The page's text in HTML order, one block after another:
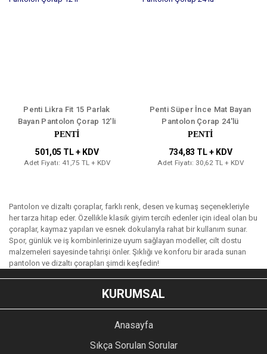
Penti Likra Fit 15 Parlak
Bayan Pantolon Çorap 12'li
PENTİ
501,05 TL + KDV
Adet Fiyatı: 41,75 TL + KDV
Penti Süper İnce Mat Bayan
Pantolon Çorap 24'lü
PENTİ
734,83 TL + KDV
Adet Fiyatı: 30,62 TL + KDV
Pantolon ve dizaltı çoraplar, farklı renk, desen ve kumaş seçenekleriyle
her tarza hitap eder. Özellikle klasik giyim tercih edenler için ideal olan bu
çoraplar, kaymaz yapıları ve esnek dokularıyla rahat bir kullanım sunar.
Spor, günlük ve iş kombinlerinize uyum sağlayan modeller, cilt dostu
malzemeleri sayesinde tahrişi önler. Şıklığı ve konforu bir arada sunan
pantolon ve dizaltı çorapları şimdi keşfedin!
KURUMSAL
Anasayfa
Sıkça Sorulan Sorular